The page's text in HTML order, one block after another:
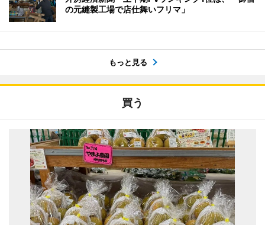
の元縫製工場で店仕舞いフリマ」
もっと見る
買う